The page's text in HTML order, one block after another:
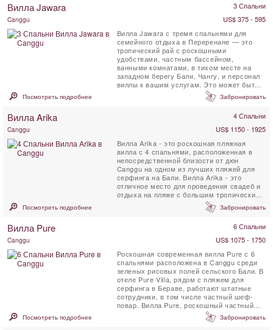
Вилла Jawara 3 Спальни
Canggu
US$ 375 - 595
Вилла Jawara с тремя спальнями для
семейного отдыха в Переренане — это
тропический рай с роскошными
удобствами, частным бассейном,
ванными комнатами, в тихом месте на
западном берегу Бали, Чангу, и персонал
виллы к вашим услугам. Это может быть
ваша идеальная роскошная ...
Посмотреть подробнее Забронировать
Вилла Arika 4 Спальни
Canggu
US$ 1150 - 1925
Вилла Arika - это роскошная пляжная
вилла с 4 спальнями, расположенная в
непосредственной близости от дюн
Canggu на одном из лучших пляжей для
серфинга на Бали. Вилла Arika - это
отличное место для проведения свадеб и
отдыха на пляже с большим тропическим
Посмотреть подробнее Забронировать
Вилла Pure 6 Спальни
Canggu
US$ 1075 - 1750
Роскошная современная вилла Pure с 6
спальнями расположена в Canggu среди
зеленых рисовых полей сельского Бали. В
отеле Pure Villa, рядом с пляжем для
серфинга в Бераве, работают штатные
сотрудники, в том числе частный шеф-
повар. Вилла Pure, роскошный частный
прокат, имеет большой ...
Посмотреть подробнее Забронировать